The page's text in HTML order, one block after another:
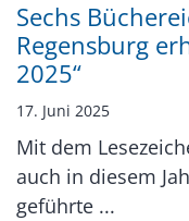
Sechs
Regensburg
2025“
17. Juni 2025
Mit dem
auch in diesem
geführte ...